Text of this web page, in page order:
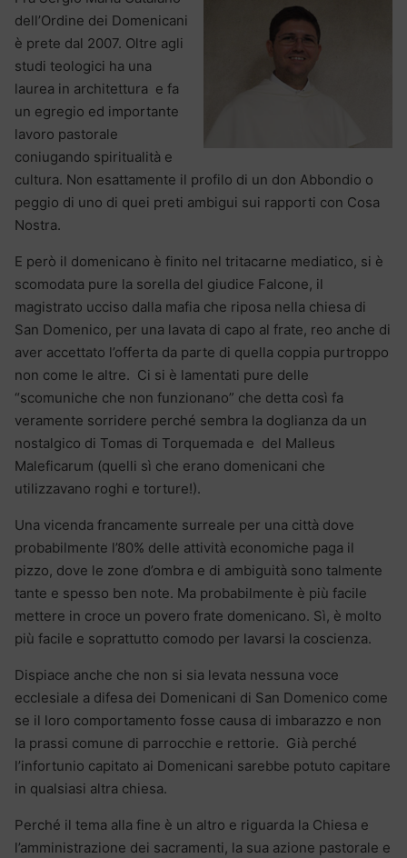
dell’Ordine dei Domenicani
è prete dal 2007. Oltre agli
studi teologici ha una
laurea in architettura e fa
un egregio ed importante
lavoro pastorale
coniugando spiritualità e
cultura. Non esattamente il profilo di un don Abbondio o
peggio di uno di quei preti ambigui sui rapporti con Cosa
Nostra.
E però il domenicano è finito nel tritacarne mediatico, si è
scomodata pure la sorella del giudice Falcone, il
magistrato ucciso dalla mafia che riposa nella chiesa di
San Domenico, per una lavata di capo al frate, reo anche di
aver accettato l’offerta da parte di quella coppia purtroppo
non come le altre. Ci si è lamentati pure delle
“scomuniche che non funzionano” che detta così fa
veramente sorridere perché sembra la doglianza da un
nostalgico di Tomas di Torquemada e del Malleus
Maleficarum (quelli sì che erano domenicani che
utilizzavano roghi e torture!).
Una vicenda francamente surreale per una città dove
probabilmente l’80% delle attività economiche paga il
pizzo, dove le zone d’ombra e di ambiguità sono talmente
tante e spesso ben note. Ma probabilmente è più facile
mettere in croce un povero frate domenicano. Sì, è molto
più facile e soprattutto comodo per lavarsi la coscienza.
Dispiace anche che non si sia levata nessuna voce
ecclesiale a difesa dei Domenicani di San Domenico come
se il loro comportamento fosse causa di imbarazzo e non
la prassi comune di parrocchie e rettorie. Già perché
l’infortunio capitato ai Domenicani sarebbe potuto capitare
in qualsiasi altra chiesa.
Perché il tema alla fine è un altro e riguarda la Chiesa e
l’amministrazione dei sacramenti, la sua azione pastorale e